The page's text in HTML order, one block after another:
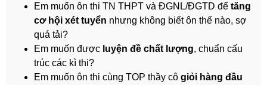
Em muốn ôn thi TN THPT và ĐGNL/ĐGTD để tăng
cơ hội xét tuyển nhưng không biết ôn thế nào, sợ
quá tải?
Em muốn được luyện đề chất lượng, chuẩn cấu
trúc các kì thi?
Em muốn ôn thi cùng TOP thầy cô giỏi hàng đầu